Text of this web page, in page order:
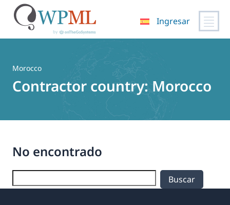
contenido
Ingresar
Morocco
Contractor country:Morocco
No encontrado